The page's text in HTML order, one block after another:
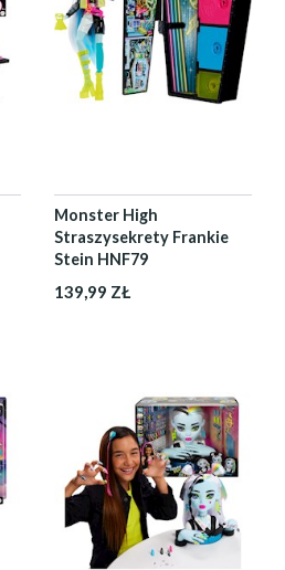
Monster High
Straszysekrety Frankie
Stein HNF79
139,99 ZŁ